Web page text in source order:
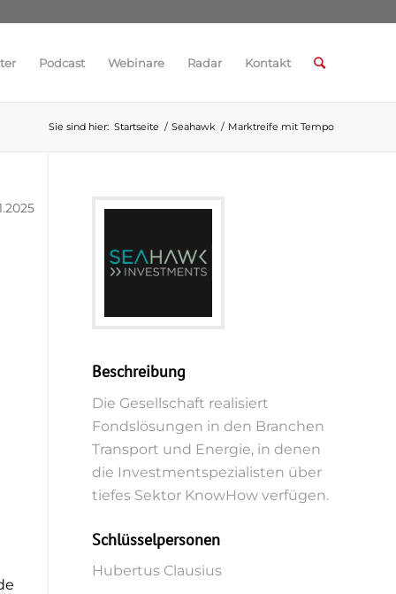
Podcast Webinare Radar Kontakt
Sie sind hier: Startseite / Seahawk / Marktreife mit Tempo
Beschreibung
Die Gesellschaft realisiert
Fondslösungen in den Branchen
Transport und Energie, in denen
die Investmentspezialisten über
tiefes Sektor KnowHow verfügen.
Schlüsselpersonen
Hubertus Clausius